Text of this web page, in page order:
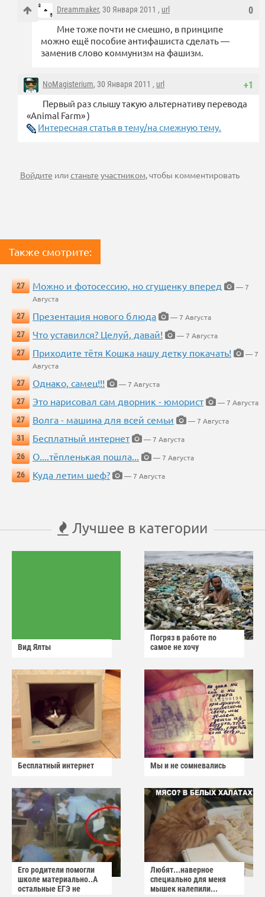
0
Dreammaker, 30 Января 2011 , url
Мне тоже почти не смешно, в принципе
можно ещё пособие антифашиста сделать —
заменив слово коммунизм на фашизм.
+1
NoMagisterium, 30 Января 2011 , url
Первый раз слышу такую альтернативу перевода
«Animal Farm» )
Интересная статья в тему/на смежную тему.
Войдите илистаньте участником, чтобы комментировать
Также смотрите:
27 Можно и фотосессию, но сгущенку вперед
— 7
Августа
27
Презентация нового блюда
— 7 Августа
27
Что уставился? Целуй, давай!
— 7 Августа
27
Приходите тётя Кошка нашу детку покачать!
— 7
Августа
27
Однако, самец!!!
— 7 Августа
27
Это нарисовал сам дворник - юморист
— 7 Августа
27
Волга - машина для всей семьи
— 7 Августа
31
Бесплатный интернет
— 7 Августа
26
О....тёпленькая пошла...
— 7 Августа
26
Куда летим шеф? — 7 Августа
Лучшее в категории
Вид Ялты
Погряз в работе по
самое не хочу
Бесплатный интернет Мы и не сомневались
Его родители помогли
школе материально..А
остальные ЕГЭ не
Любят...наверное
специально для меня
мышек налепили...